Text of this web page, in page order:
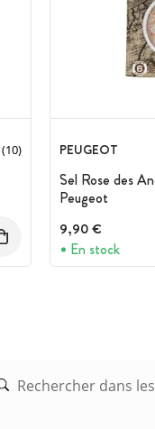
(10) PEUGEOT
Sel Rose des
Peugeot
9,90 €
En stock